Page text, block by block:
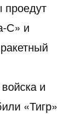
проедут
С» и
и
«Тигр»